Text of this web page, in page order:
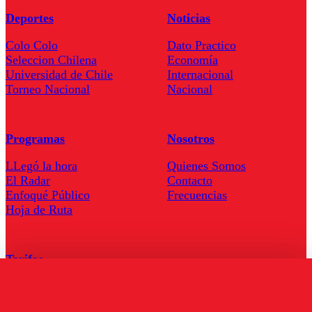
Deportes
Colo Colo
Seleccion Chilena
Universidad de Chile
Torneo Nacional
Noticias
Dato Practico
Economía
Internacional
Nacional
Programas
LLegó la hora
El Radar
Enfoqué Público
Hoja de Ruta
Nosotros
Quienes Somos
Contacto
Frecuencias
Tarifas